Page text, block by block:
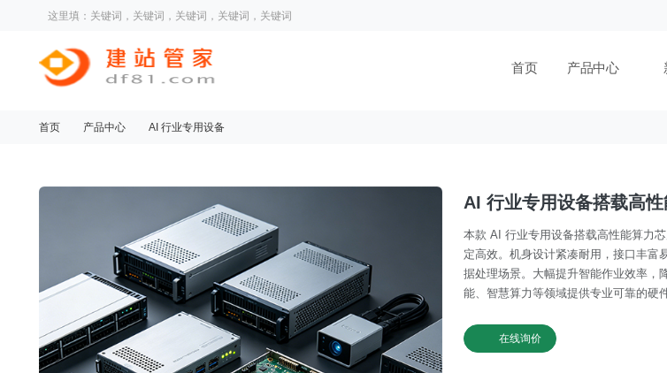
这里填：关键词，关键词，关键词，关键词，关键词
首页 产品中心
首页 产品中心 AI 行业专用设备
AI 行业专用设备搭载高
本款 AI 行业专用设备搭载高性能算力
定高效。机身设计紧凑耐用，接口丰富
据处理场景。大幅提升智能作业效率，
能、智慧算力等领域提供专业可靠的硬
在线询价